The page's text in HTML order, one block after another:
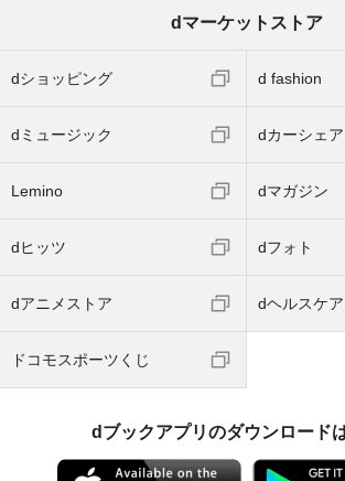
dマーケットストア
dショッピング d fashion
dミュージック dカーシェア
Lemino dマガジン
dヒッツ dフォト
dアニメストア dヘルスケア
ドコモスポーツくじ
dブックアプリのダウンロード